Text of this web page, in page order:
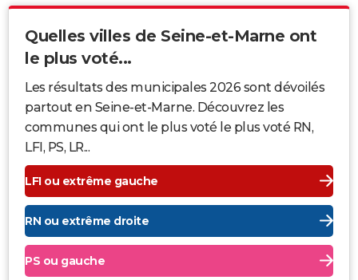
Quelles villes de Seine-et-Marne ont
le plus voté...
Les résultats des municipales 2026 sont dévoilés
partout en Seine-et-Marne. Découvrez les
communes qui ont le plus voté le plus voté RN,
LFI, PS, LR...
LFI ou extrême gauche
RN ou extrême droite
PS ou gauche